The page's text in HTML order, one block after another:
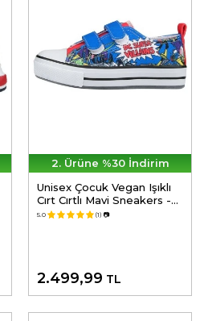
2. Ürüne %30 İndirim
Unisex Çocuk Vegan Işıklı
Cırt Cırtlı Mavi Sneakers -
Warner Bros Dc Villains
5.0 (1) 📷
2.499,99 TL